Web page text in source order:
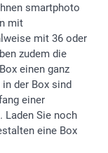
smartphoto
mit
mit 36 oder
zudem die
einen ganz
der Box sind
einer
Laden Sie noch
eine Box